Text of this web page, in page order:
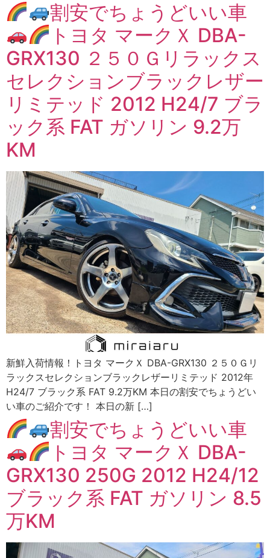
割安でちょうどいい車
トヨタ マークＸ DBA-
GRX130 ２５０Ｇリラックス
セレクションブラックレザー
リミテッド 2012 H24/7 ブラ
ック系 FAT ガソリン 9.2万
KM
新鮮入荷情報！トヨタ マークＸ DBA-GRX130 ２５０Ｇリ
ラックスセレクションブラックレザーリミテッド 2012年
H24/7 ブラック系 FAT 9.2万KM 本日の割安でちょうどい
い車のご紹介です！ ️本日の新 […]
割安でちょうどいい車
トヨタ マークＸ DBA-
GRX130 250G 2012 H24/12
ブラック系 FAT ガソリン 8.5
万KM